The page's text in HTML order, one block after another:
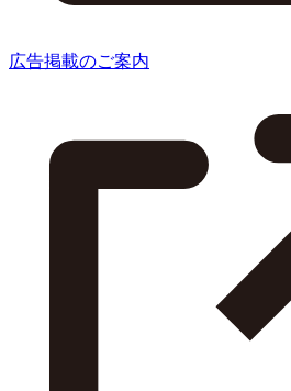
広告掲載のご案内